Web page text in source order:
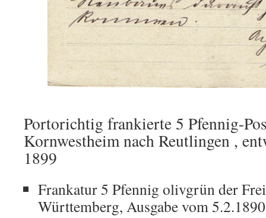
Portorichtig frankierte 5 Pfennig-
Kornwestheim nach Reutlingen ,
1899
Frankatur 5 Pfennig olivgrün der
Württemberg, Ausgabe vom